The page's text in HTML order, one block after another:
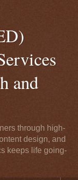
and
through high-
design, and
keeps life going-